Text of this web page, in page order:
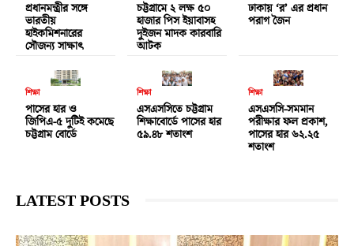
প্রধানমন্ত্রীর সঙ্গে
ভারতীয়
হাইকমিশনারের
সৌজন্য সাক্ষাৎ
চট্টগ্রামে ২ লক্ষ ৫০
হাজার পিস ইয়াবাসহ
দুইজন মাদক কারবারি
আটক
ঢাকায় ‘র’ এর প্রধান
পরাগ জৈন
শিক্ষা
পাসের হার ও
জিপিএ-৫ দুটিই কমেছে
চট্টগ্রাম বোর্ডে
শিক্ষা
এসএসসিতে চট্টগ্রাম
শিক্ষাবোর্ডে পাসের হার
৫৯.৪৮ শতাংশ
শিক্ষা
এসএসসি-সমমান
পরীক্ষার ফল প্রকাশ,
পাসের হার ৬২.২৫
শতাংশ
LATEST POSTS